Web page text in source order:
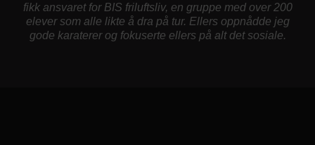
fikk ansvaret for BIS friluftsliv, en gruppe med over 200
elever som alle likte å dra på tur. Ellers oppnådde jeg
gode karaterer og fokuserte ellers på alt det sosiale.